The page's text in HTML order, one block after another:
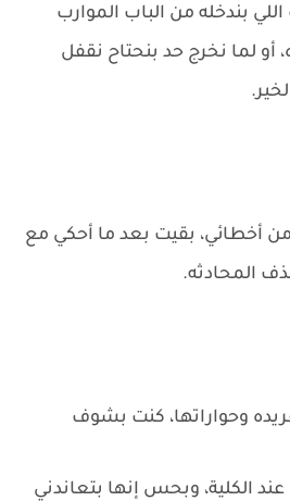
بندخله من الباب الموارب
أو لما نخرج حد بنحتاح نقفل
أخطائي، بقيت بعد ما أحكي مع
وحواراتها، كنت بشوف
الكلية، وبحس إنها بتعاندني